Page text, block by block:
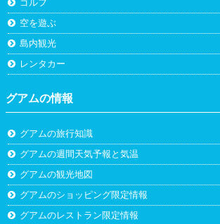
ゴルフ
空を遊ぶ
島内観光
レンタカー
グアムの情報
グアムの旅行知識
グアムの週間天気予報と気温
グアムの観光地図
グアムのショッピング限定情報
グアムのレストラン限定情報